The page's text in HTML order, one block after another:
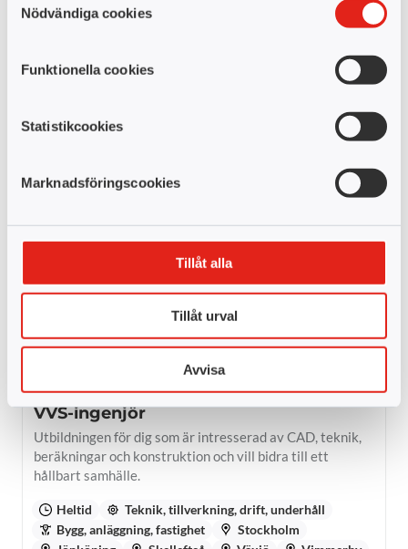
Nödvändiga cookies
Funktionella cookies
Statistikcookies
Marknadsföringscookies
Tillåt alla
Tillåt urval
Avvisa
Detta är utbildningen för dig som är analytisk,
Praktik 8 veckor
Specialist­utbildad under­sköterska inom
psykiatri
som är väldigt eftertraktad inom vårdbranschen.
VVS-ingenjör
Utbildningen för dig som är intresserad av CAD, teknik,
beräkningar och konstruktion och vill bidra till ett
hållbart samhälle.
Heltid
Teknik, tillverkning, drift, underhåll
Bygg, anläggning, fastighet
Stockholm